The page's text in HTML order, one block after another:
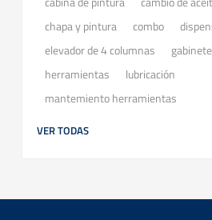
chapa y pintura
combo
elevador de 4 columnas
gabinete
herramientas
lubricación
mantemiento herramientas
VER TODAS